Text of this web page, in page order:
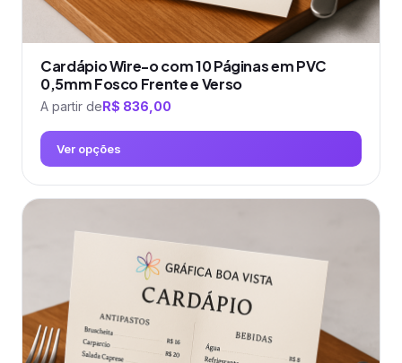
Cardápio Wire-o com 10 Páginas em PVC
0,5mm Fosco Frente e Verso
A partir deR$ 836,00
Ver opções
Este
produto
As
opções
podem